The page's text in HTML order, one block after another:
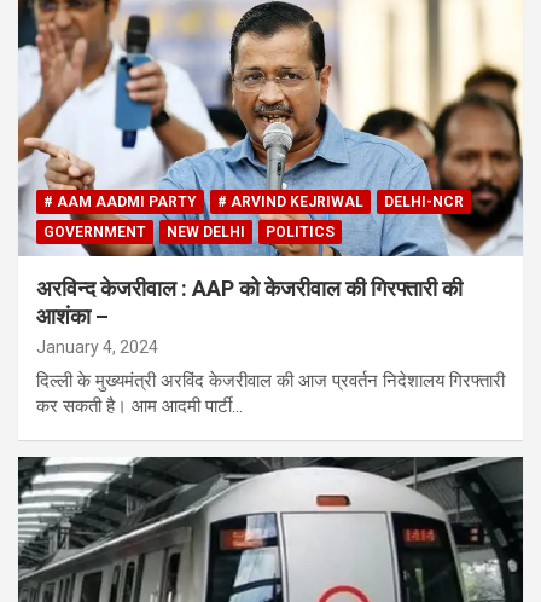
# AAM AADMI PARTY # ARVIND KEJRIWAL
DELHI-NCR
GOVERNMENT
NEW DELHI POLITICS
अरविन्द केजरीवाल : AAP को केजरीवाल की गिरफ्तारी की
आशंका –
January 4, 2024
दिल्ली के मुख्यमंत्री अरविंद केजरीवाल की आज प्रवर्तन निदेशालय गिरफ्तारी
कर सकती है। आम आदमी पार्टी…